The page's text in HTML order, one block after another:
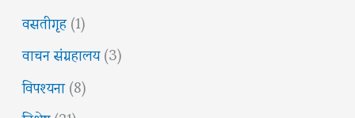
वसतीगृह(1)
वाचन संग्रहालय(3)
विपश्यना(8)